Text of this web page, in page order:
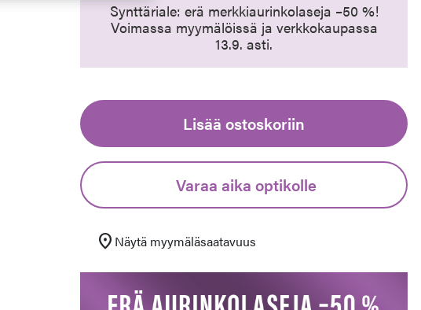
Synttäriale: erä merkkiaurinkolaseja –50 %!
Voimassa myymälöissä ja verkkokaupassa
13.9. asti.
Lisää ostoskoriin
Varaa aika optikolle
location_on Näytä myymäläsaatavuus